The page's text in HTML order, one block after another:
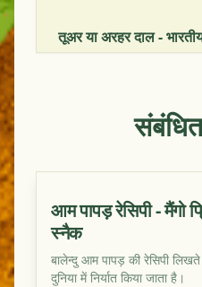
आम पापड़ रेसिपी - मैंगो
स्नैक
बालेन्दु आम पापड़ की रेसिपी
दुनिया में निर्यात किया जाता है।